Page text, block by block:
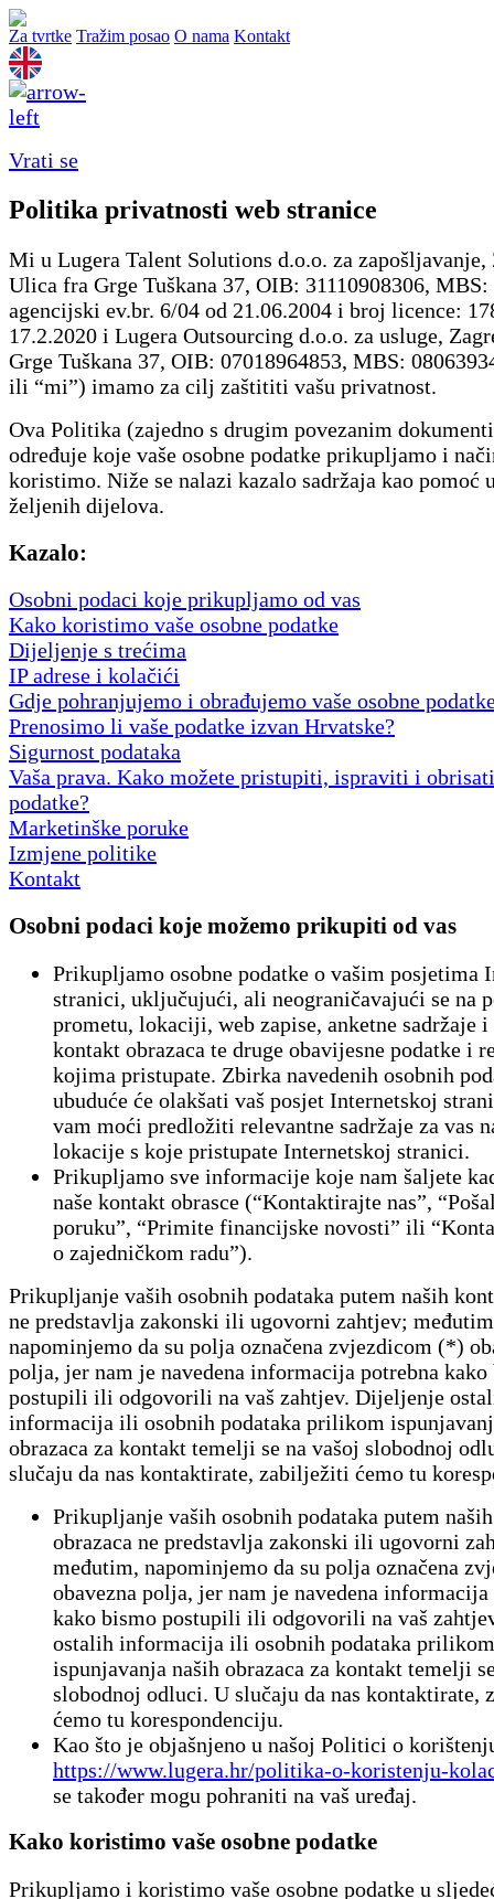
Za tvrtke Tražim posao O nama Kontakt
Vrati se
Politika privatnosti web stranice
Mi u Lugera Talent Solutions d.o.o. za zapošljavanje,
Ulica fra Grge Tuškana 37, OIB: 31110908306, MBS:
agencijski ev.br. 6/04 od 21.06.2004 i broj licence:
17.2.2020 i Lugera Outsourcing d.o.o. za usluge,
Grge Tuškana 37, OIB: 07018964853, MBS:
ili “mi”) imamo za cilj zaštititi vašu privatnost.
Ova Politika (zajedno s drugim povezanim
određuje koje vaše osobne podatke prikupljamo i
koristimo. Niže se nalazi kazalo sadržaja kao pomoć
željenih dijelova.
Kazalo:
Osobni podaci koje prikupljamo od vas
Kako koristimo vaše osobne podatke
Dijeljenje s trećima
IP adrese i kolačići
Gdje pohranjujemo i obrađujemo vaše osobne
Prenosimo li vaše podatke izvan Hrvatske?
Sigurnost podataka
Vaša prava. Kako možete pristupiti, ispraviti i obrisati
podatke?
Marketinške poruke
Izmjene politike
Kontakt
Osobni podaci koje možemo prikupiti od vas
Prikupljamo osobne podatke o vašim posjetima
stranici, uključujući, ali neograničavajući se na
prometu, lokaciji, web zapise, anketne sadržaje i
kontakt obrazaca te druge obavijesne podatke i
kojima pristupate. Zbirka navedenih osobnih
ubuduće će olakšati vaš posjet Internetskoj
vam moći predložiti relevantne sadržaje za vas
lokacije s koje pristupate Internetskoj stranici.
Prikupljamo sve informacije koje nam šaljete
naše kontakt obrasce (“Kontaktirajte nas”,
poruku”, “Primite financijske novosti” ili
o zajedničkom radu”).
Prikupljanje vaših osobnih podataka putem naših
ne predstavlja zakonski ili ugovorni zahtjev;
napominjemo da su polja označena zvjezdicom (*)
polja, jer nam je navedena informacija potrebna kako
postupili ili odgovorili na vaš zahtjev. Dijeljenje
informacija ili osobnih podataka prilikom
obrazaca za kontakt temelji se na vašoj slobodnoj
slučaju da nas kontaktirate, zabilježiti ćemo tu
Prikupljanje vaših osobnih podataka putem
obrazaca ne predstavlja zakonski ili ugovorni
međutim, napominjemo da su polja označena
obavezna polja, jer nam je navedena informacija
kako bismo postupili ili odgovorili na vaš
ostalih informacija ili osobnih podataka prilikom
ispunjavanja naših obrazaca za kontakt temelji
slobodnoj odluci. U slučaju da nas kontaktirate,
ćemo tu korespondenciju.
Kao što je objašnjeno u našoj Politici o
https://www.lugera.hr/politika-o-koristenju-
se također mogu pohraniti na vaš uređaj.
Kako koristimo vaše osobne podatke
Prikupljamo i koristimo vaše osobne podatke u